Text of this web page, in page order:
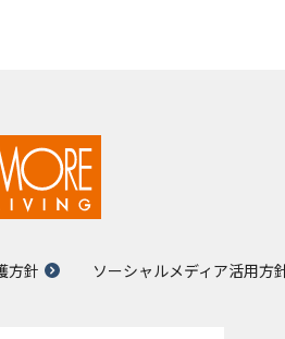
方針 ソーシャルメディア活用方